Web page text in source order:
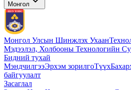
Монгол
Монгол Улсын Шинжлэх Ухаан
Мэдээлэл, Холбооны Технологийн
Бидний тухай
МэндчилгээЭрхэм зорилгоТүүх
байгуулалт
Засаглал